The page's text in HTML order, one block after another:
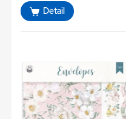
Detail